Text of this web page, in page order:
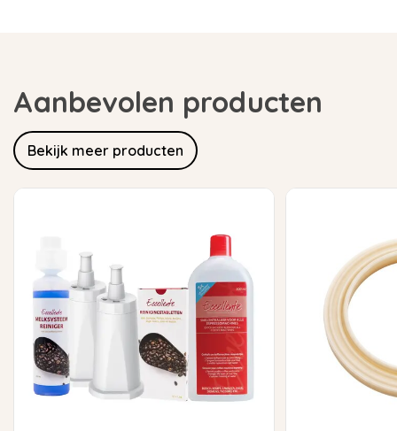
Aanbevolen producten
Bekijk meer producten